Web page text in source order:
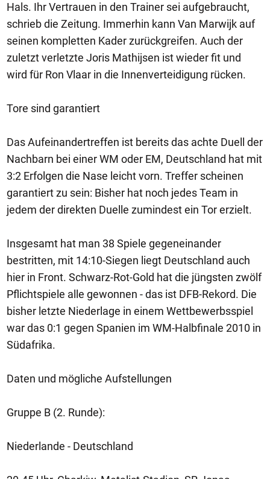
Hals. Ihr Vertrauen in den Trainer sei aufgebraucht,
schrieb die Zeitung. Immerhin kann Van Marwijk auf
seinen kompletten Kader zurückgreifen. Auch der
zuletzt verletzte Joris Mathijsen ist wieder fit und
wird für Ron Vlaar in die Innenverteidigung rücken.
Tore sind garantiert
Das Aufeinandertreffen ist bereits das achte Duell der
Nachbarn bei einer WM oder EM, Deutschland hat mit
3:2 Erfolgen die Nase leicht vorn. Treffer scheinen
garantiert zu sein: Bisher hat noch jedes Team in
jedem der direkten Duelle zumindest ein Tor erzielt.
Insgesamt hat man 38 Spiele gegeneinander
bestritten, mit 14:10-Siegen liegt Deutschland auch
hier in Front. Schwarz-Rot-Gold hat die jüngsten zwölf
Pflichtspiele alle gewonnen - das ist DFB-Rekord. Die
bisher letzte Niederlage in einem Wettbewerbsspiel
war das 0:1 gegen Spanien im WM-Halbfinale 2010 in
Südafrika.
Daten und mögliche Aufstellungen
Gruppe B (2. Runde):
Niederlande - Deutschland